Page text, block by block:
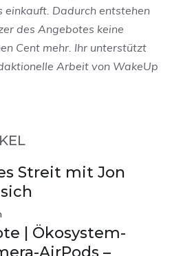
einkauft. Dadurch entstehen
des Angebotes keine
Cent mehr. Ihr unterstützt
Arbeit von WakeUp
Streit mit Jon
| Ökosystem-